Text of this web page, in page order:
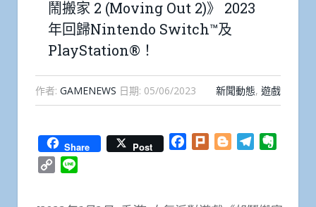
鬧搬家 2 (Moving Out 2)》 2023
年回歸Nintendo Switch™及
PlayStation®！
作者: GAMENEWS 日期: 05/06/2023 新聞動態, 遊戲
Share Post Facebook
Plurk BloggerTelegram
Copy